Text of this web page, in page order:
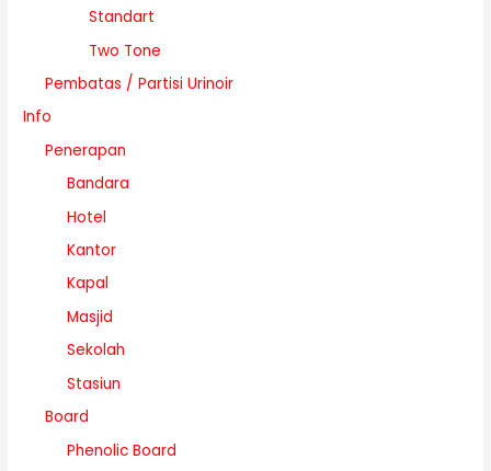
Standart
Two Tone
Pembatas / Partisi Urinoir
Info
Penerapan
Bandara
Hotel
Kantor
Kapal
Masjid
Sekolah
Stasiun
Board
Phenolic Board